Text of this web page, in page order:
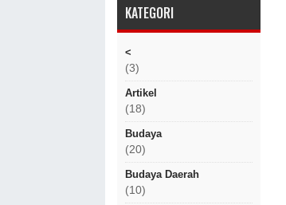
KATEGORI
<
(3)
Artikel
(18)
Budaya
(20)
Budaya Daerah
(10)